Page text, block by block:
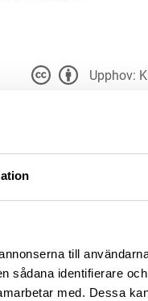
till
sådana identifierare
med. Dessa
Upphov:
Du får bearbeta